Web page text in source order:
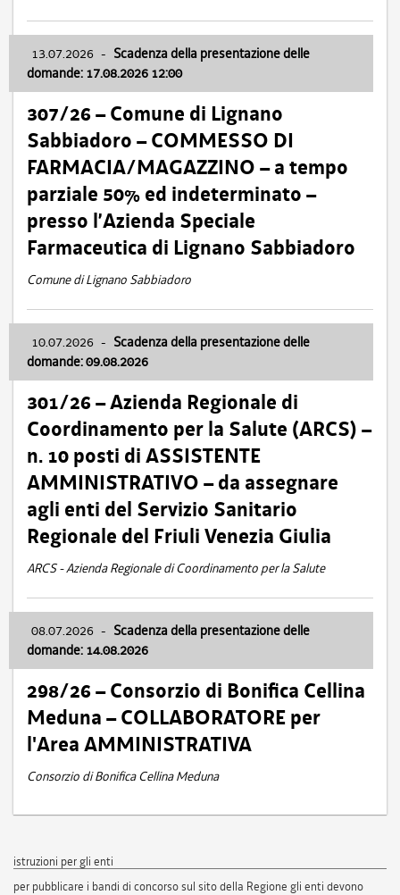
13.07.2026 - Scadenza della presentazione delle
domande: 17.08.2026 12:00
307/26 – Comune di Lignano
Sabbiadoro – COMMESSO DI
FARMACIA/MAGAZZINO – a tempo
parziale 50% ed indeterminato –
presso l’Azienda Speciale
Farmaceutica di Lignano Sabbiadoro
Comune di Lignano Sabbiadoro
10.07.2026 - Scadenza della presentazione delle
domande: 09.08.2026
301/26 – Azienda Regionale di
Coordinamento per la Salute (ARCS) –
n. 10 posti di ASSISTENTE
AMMINISTRATIVO – da assegnare
agli enti del Servizio Sanitario
Regionale del Friuli Venezia Giulia
ARCS - Azienda Regionale di Coordinamento per la Salute
08.07.2026 - Scadenza della presentazione delle
domande: 14.08.2026
298/26 – Consorzio di Bonifica Cellina
Meduna – COLLABORATORE per
l'Area AMMINISTRATIVA
Consorzio di Bonifica Cellina Meduna
istruzioni per gli enti
per pubblicare i bandi di concorso sul sito della Regione gli enti devono